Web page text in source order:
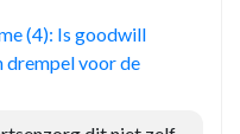
(4): Is goodwill
drempel voor de